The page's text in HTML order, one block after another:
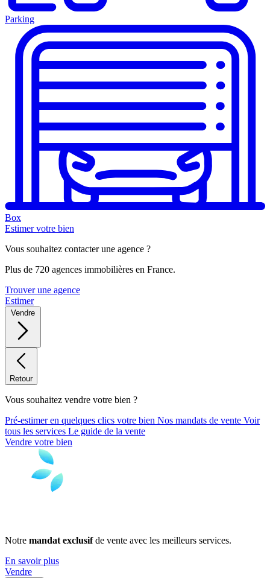
Parking
Box
Estimer votre bien
Vous souhaitez contacter une agence ?
Plus de 720 agences immobilières en France.
Trouver une agence
Estimer
Vendre
Retour
Vous souhaitez vendre votre bien ?
Pré-estimer en quelques clics votre bien Nos mandats de vente Voir
tous les services Le guide de la vente
Vendre votre bien
Notre mandat exclusifde vente avec les meilleurs services.
En savoir plus
Vendre